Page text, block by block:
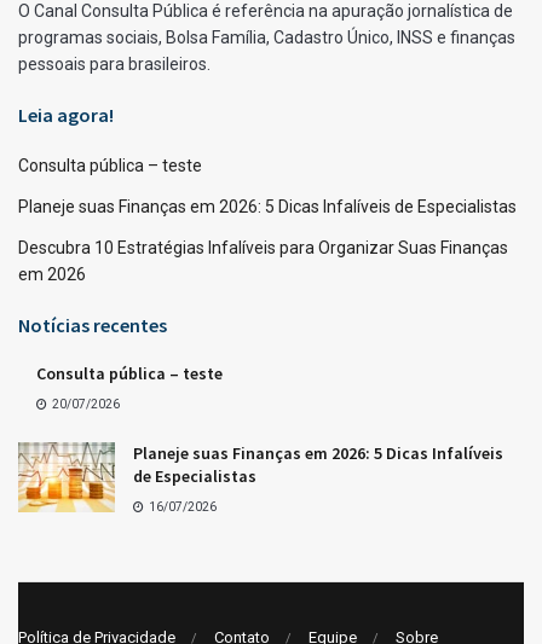
O Canal Consulta Pública é referência na apuração jornalística de
programas sociais, Bolsa Família, Cadastro Único, INSS e finanças
pessoais para brasileiros.
Leia agora!
Consulta pública – teste
Planeje suas Finanças em 2026: 5 Dicas Infalíveis de Especialistas
Descubra 10 Estratégias Infalíveis para Organizar Suas Finanças
em 2026
Notícias recentes
Consulta pública – teste
20/07/2026
Planeje suas Finanças em 2026: 5 Dicas Infalíveis
de Especialistas
16/07/2026
Política de Privacidade Contato Equipe Sobre